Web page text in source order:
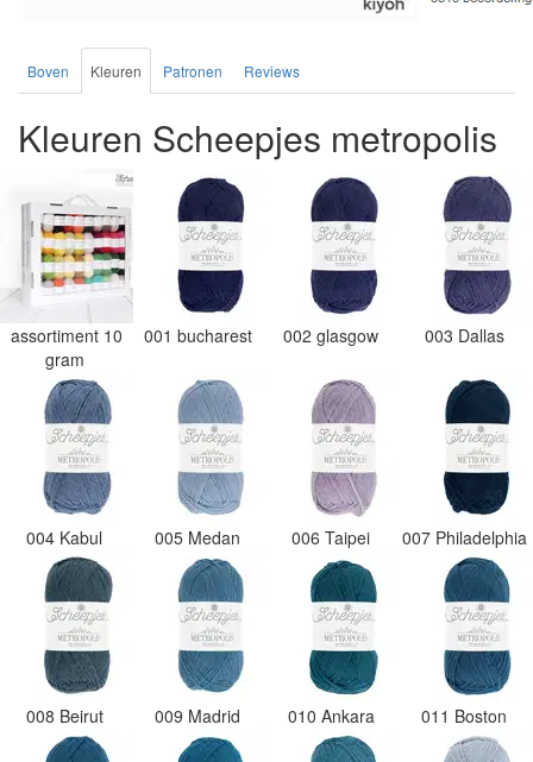
nu zelf
bol hoort.
maar
vind ik
moet ik
bij de
tip om de
sticker
deze
de viltwol.
Boven Kleuren Patronen Reviews
Kleuren Scheepjes metropolis
assortiment 10
gram
001 bucharest 002 glasgow 003 Dallas
004 Kabul 005 Medan 006 Taipei 007 Philadelphia
008 Beirut 009 Madrid 010 Ankara 011 Boston